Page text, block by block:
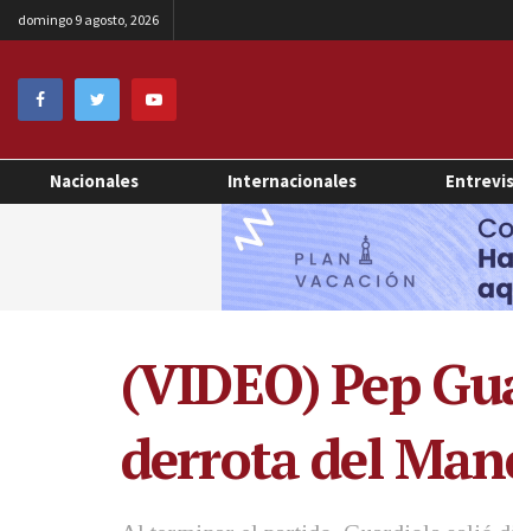
domingo 9 agosto, 2026
Nacionales Internacionales
(VIDEO) Pep
derrota del